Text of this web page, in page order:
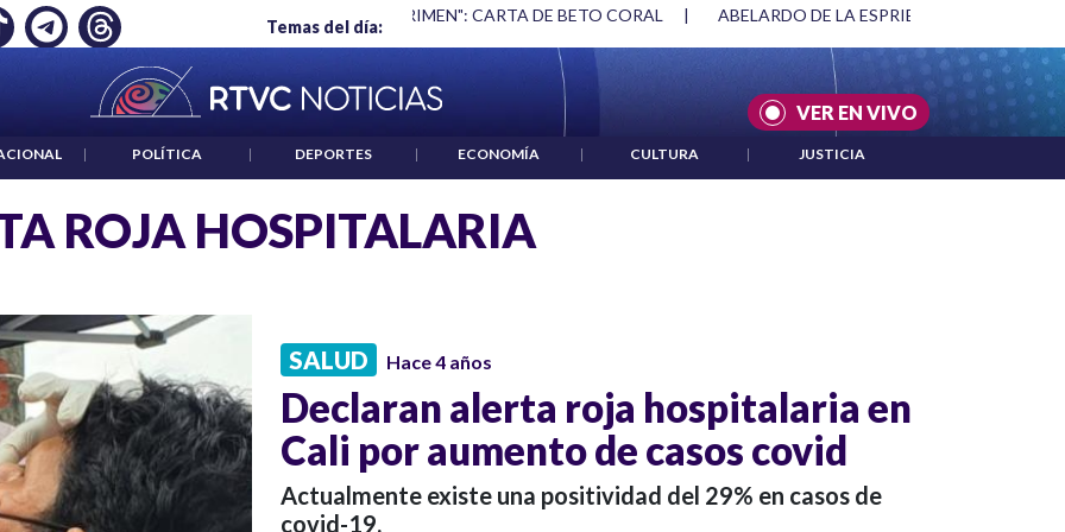
Temas del día:
EMPLEO: JP MORGAN "HABLAR NO ES UN CRIMEN": CARTA DE BETO CORAL | ABELARDO DE LA ESPRIELLA Y DMG
VER EN VIVO
| POLÍTICA | DEPORTES | ECONOMÍA | CULTURA | JUSTICIA
ROJA HOSPITALARIA
SALUD Hace 4 años
Declaran alerta roja hospitalaria en
Cali por aumento de casos covid
Actualmente existe una positividad del 29% en casos de
covid-19.